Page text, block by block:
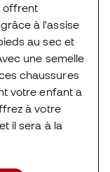
offrent
à l'assise
au sec et
une semelle
chaussures
votre enfant a
à votre
il sera à la